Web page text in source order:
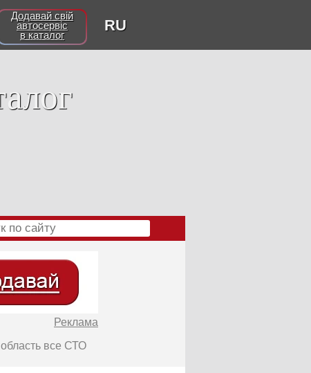
Додавай свій
автосервіс
в каталог
RU
Реклама
область все СТО